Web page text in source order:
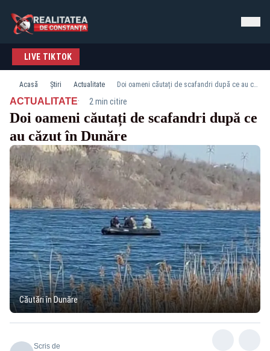
LIVE TIKTOK
Acasă Știri Actualitate Doi oameni căutați de scafandri după ce au căzut în Dunăre
ACTUALITATE· 2 min citire
Doi oameni căutați de scafandri după ce
au căzut în Dunăre
Căutări în Dunăre
Scris de